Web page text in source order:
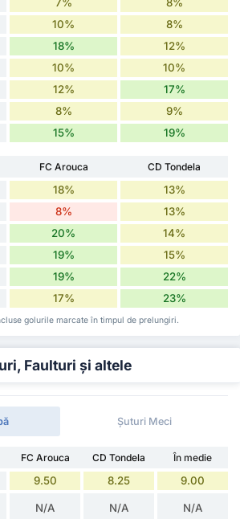
7% 8%
10% 8%
18% 12%
10% 10%
12% 17%
8% 9%
15% 19%
FC Arouca
CD Tondela
18% 13%
8% 13%
20% 14%
19% 15%
19% 22%
17% 23%
golurile marcate în timpul de prelungiri.
Faulturi și altele
Șuturi Meci
FC Arouca CD Tondela
În medie
9.50 8.25 9.00
N/A N/A N/A